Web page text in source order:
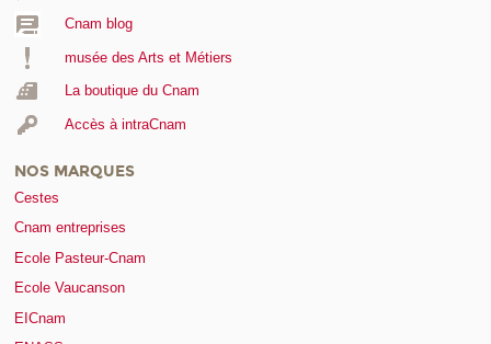
Cnam blog
musée des Arts et Métiers
La boutique du Cnam
Accès à intraCnam
NOS MARQUES
Cestes
Cnam entreprises
Ecole Pasteur-Cnam
Ecole Vaucanson
EICnam